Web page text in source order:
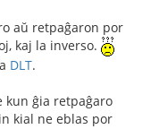
aŭ retpaĝaron por
kaj la inverso.
DLT.
kun ĝia retpaĝaro
kial ne eblas por